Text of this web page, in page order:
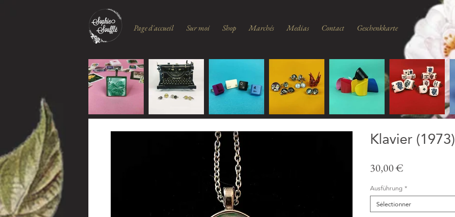
Page d'accueil Sur moi Shop Marchés Medias Contact Geschenkkarte
Klavier (1973)
30,00 €
Ausführung *
Sélectionner